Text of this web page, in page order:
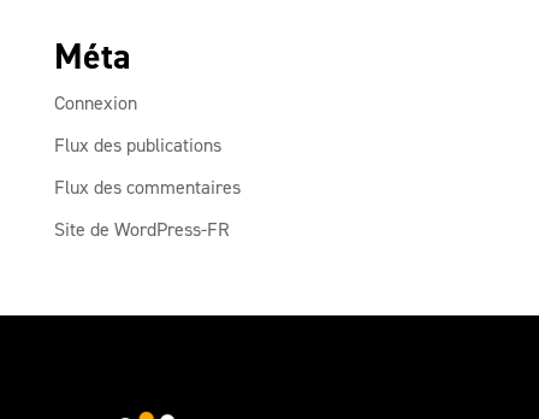
Méta
Connexion
Flux des publications
Flux des commentaires
Site de WordPress-FR